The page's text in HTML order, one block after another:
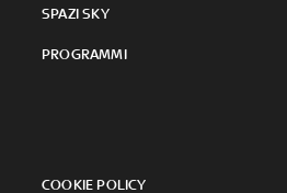
SPAZI SKY
PROGRAMMI
COOKIE POLICY